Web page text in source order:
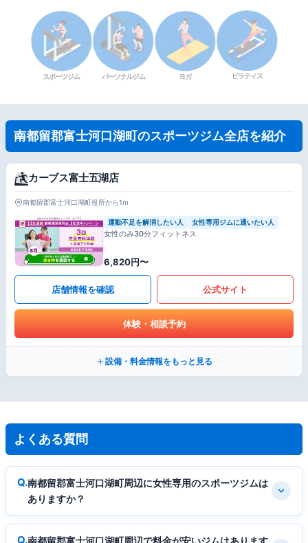
スポーツジム パーソナルジム ヨガ ピラティス
南都留郡富士河口湖町のスポーツジム全店を紹介
カーブス富士五湖店
南都留郡富士河口湖町役所から1m
運動不足を解消したい人 女性専用ジムに通いたい人
女性のみ30分フィットネス
6,820円〜
店舗情報を確認 公式サイト
体験・相談予約
設備・料金情報をもっと見る
よくある質問
南都留郡富士河口湖町周辺に女性専用のスポーツジムは
ありますか？